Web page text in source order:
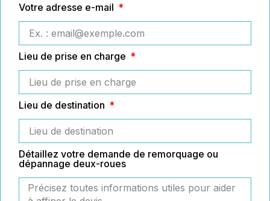
Votre adresse e-mail
Lieu de prise en charge
Lieu de destination
Détaillez votre demande de remorquage ou
dépannage deux-roues